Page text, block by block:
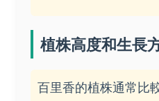
植株高度和生長
百里香的植株通常比